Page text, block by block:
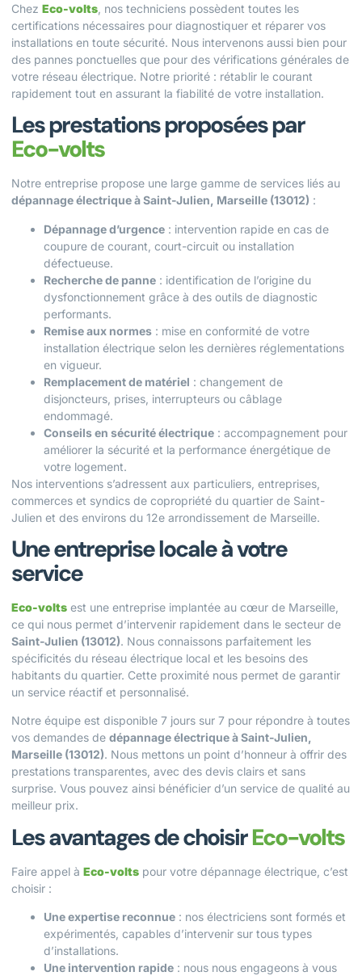
Chez Eco-volts , nos techniciens possèdent toutes les
certifications nécessaires pour diagnostiquer et réparer vos
installations en toute sécurité. Nous intervenons aussi bien pour
des pannes ponctuelles que pour des vérifications générales de
votre réseau électrique. Notre priorité : rétablir le courant
rapidement tout en assurant la fiabilité de votre installation.
Les prestations proposées par
Eco-volts
Notre entreprise propose une large gamme de services liés au
dépannage électrique à Saint-Julien, Marseille (13012) :
Dépannage d’urgence : intervention rapide en cas de
coupure de courant, court-circuit ou installation
défectueuse.
Recherche de panne : identification de l’origine du
dysfonctionnement grâce à des outils de diagnostic
performants.
Remise aux normes : mise en conformité de votre
installation électrique selon les dernières réglementations
en vigueur.
Remplacement de matériel : changement de
disjoncteurs, prises, interrupteurs ou câblage
endommagé.
Conseils en sécurité électrique : accompagnement pour
améliorer la sécurité et la performance énergétique de
votre logement.
Nos interventions s’adressent aux particuliers, entreprises,
commerces et syndics de copropriété du quartier de Saint-
Julien et des environs du 12e arrondissement de Marseille.
Une entreprise locale à votre
service
Eco-volts est une entreprise implantée au cœur de Marseille,
ce qui nous permet d’intervenir rapidement dans le secteur de
Saint-Julien (13012). Nous connaissons parfaitement les
spécificités du réseau électrique local et les besoins des
habitants du quartier. Cette proximité nous permet de garantir
un service réactif et personnalisé.
Notre équipe est disponible 7 jours sur 7 pour répondre à toutes
vos demandes de dépannage électrique à Saint-Julien,
Marseille (13012). Nous mettons un point d’honneur à offrir des
prestations transparentes, avec des devis clairs et sans
surprise. Vous pouvez ainsi bénéficier d’un service de qualité au
meilleur prix.
Les avantages de choisirEco-volts
Faire appel à Eco-volts pour votre dépannage électrique, c’est
choisir :
Une expertise reconnue : nos électriciens sont formés et
expérimentés, capables d’intervenir sur tous types
d’installations.
Une intervention rapide : nous nous engageons à vous